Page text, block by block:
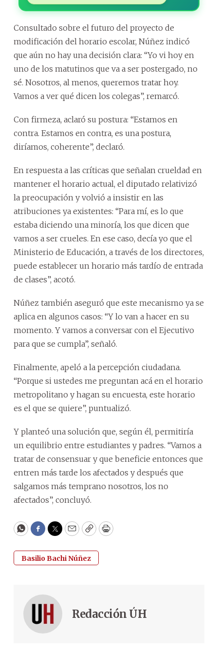
Consultado sobre el futuro del proyecto de
modificación del horario escolar, Núñez indicó
que aún no hay una decisión clara: “Yo vi hoy en
uno de los matutinos que va a ser postergado, no
sé. Nosotros, al menos, queremos tratar hoy.
Vamos a ver qué dicen los colegas”, remarcó.
Con firmeza, aclaró su postura: “Estamos en
contra. Estamos en contra, es una postura,
diríamos, coherente”, declaró.
En respuesta a las críticas que señalan crueldad en
mantener el horario actual, el diputado relativizó
la preocupación y volvió a insistir en las
atribuciones ya existentes: “Para mí, es lo que
estaba diciendo una minoría, los que dicen que
vamos a ser crueles. En ese caso, decía yo que el
Ministerio de Educación, a través de los directores,
puede establecer un horario más tardío de entrada
de clases”, acotó.
Núñez también aseguró que este mecanismo ya se
aplica en algunos casos: “Y lo van a hacer en su
momento. Y vamos a conversar con el Ejecutivo
para que se cumpla”, señaló.
Finalmente, apeló a la percepción ciudadana.
“Porque si ustedes me preguntan acá en el horario
metropolitano y hagan su encuesta, este horario
es el que se quiere”, puntualizó.
Y planteó una solución que, según él, permitiría
un equilibrio entre estudiantes y padres. “Vamos a
tratar de consensuar y que beneficie entonces que
entren más tarde los afectados y después que
salgamos más temprano nosotros, los no
afectados”, concluyó.
WhatsApp
Facebook
Twitter
EmailCopyPrint
Basilio Bachi Núñez
Redacción ÚH